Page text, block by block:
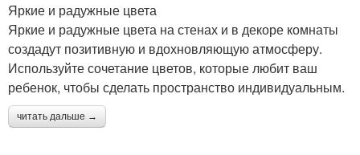
Яркие и радужные цвета
Яркие и радужные цвета на стенах и в декоре комнаты
создадут позитивную и вдохновляющую атмосферу.
Используйте сочетание цветов, которые любит ваш
ребенок, чтобы сделать пространство индивидуальным.
читать дальше →